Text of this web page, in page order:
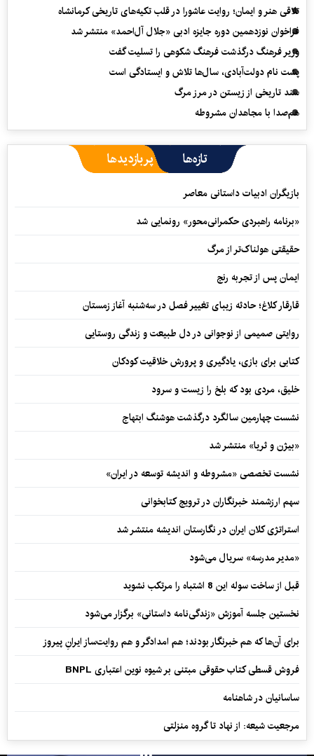
تلاقی هنر و ایمان؛ روایت عاشورا در قلب تکیه‌های تاریخی کرمانشاه
فراخوان نوزدهمین دوره جایزه ادبی «جلال آل‌احمد» منتشر شد
وزیر فرهنگ درگذشت فرهنگ شکوهی را تسلیت گفت
پشت نام دولت‌آبادی، سال‌ها تلاش و ایستادگی است
سند تاریخی از زیستن در مرز مرگ
هم‌صدا با مجاهدان مشروطه
تازه‌ها پربازدیدها
بازیگران ادبیات داستانی معاصر
«برنامه راهبردی حکمرانی‌محور» رونمایی شد
حقیقتی هولناک‌تر از مرگ
ایمان پس از تجربه رنج
قارقار کلاغ؛ حادثه زیبای تغییر فصل در سه‌شنبه آغاز زمستان
روایتی صمیمی از نوجوانی در دل طبیعت و زندگی روستایی
کتابی برای بازی، یادگیری و پرورش خلاقیت کودکان
خلیق، مردی بود که بلخ را زیست و سرود
نشست چهارمین سالگرد درگذشت هوشنگ ابتهاج
«بیژن و ثریا» منتشر شد
نشست تخصصی «مشروطه و اندیشه توسعه در ایران»
سهم ارزشمند خبرنگاران در ترویج کتابخوانی
استراتژی کلان ایران در نگارستان اندیشه منتشر شد
«مدیر مدرسه» سریال می‌شود
قبل از ساخت سوله این 8 اشتباه را مرتکب نشوید
نخستین جلسه آموزش «زندگی‌نامه‌ داستانی» برگزار می‌شود
برای آن‌ها که هم خبرنگار بودند؛ هم امدادگر و هم‌ روایت‌ساز ایرانِ پیروز
فروش قسطی کتاب حقوقی مبتنی بر شیوه نوین اعتباری BNPL
ساسانیان در شاهنامه
مرجعیت شیعه: از نهاد تا گروه منزلتی